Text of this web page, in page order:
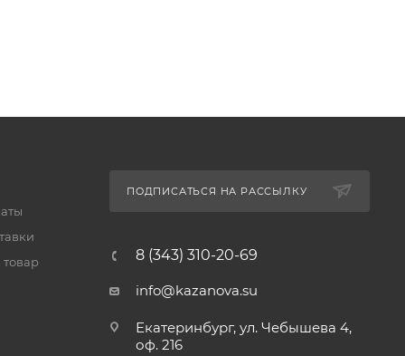
товар
ПОДПИСАТЬСЯ НА РАССЫЛКУ
8 (343) 310-20-69
info@kazanova.su
Екатеринбург, ул. Чебышева 4,
оф. 216